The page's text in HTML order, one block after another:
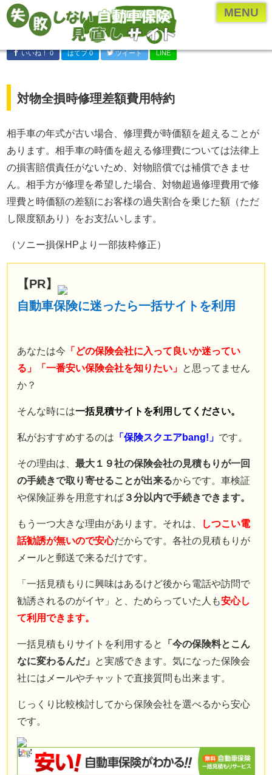
MENU
ページメニュー一覧
乗り換え(切り替え)・見直しについて
保険のプロ直伝、お得な情報やとっておきの情報
各保険会社・保険業界の研究
年齢・車種別の保険内容を検証
自動車保険の付随知識
自動車保険の基礎知識
運営者について
運営者：河原あたる
保険代理店に勤める現役の
代理店に勤める前は
ペーパードライバー。
保険業界に入るまで
自動車保険の知識は全くなかった。
年間３００件以上の
自動車事故の対応を行う。
自動車事故の場合には
契約者と相手との交渉なども行う。
自動車保険の知識ゼロから様々な経験を重ねることで理解した
もっと多くの人に知ってほしいと願い、このサイトを立ち上げ
る。Read More…
プライバシーポリシー（個人情報保護方針）
免責事項
お問い合わせフォーム
サイトマップ
いいね！ 0 はてブ 0 ツイート LINE
対物全損時修理差額費用特約
相手車の年式が古い場合、修理費が時価額を超えることが
あります。相手車の時価を超える修理費については法律上
の損害賠償責任がないため、対物賠償では補償できませ
ん。相手方が修理を希望した場合、対物超過修理費用で修
理費と時価額の差額にお客様の過失割合を乗じた額（ただ
し限度額あり）をお支払いします。
（ソニー損保HPより一部抜粋修正）
【PR】
自動車保険に迷ったら一括サイトを利用
あなたは今 「どの保険会社に入って良いか迷ってい
る」「一番安い保険会社を知りたい」 と思ってません
か？
そんな時には一括見積サイトを利用してください。
私がおすすめするのは 「保険スクエアbang!」 です。
その理由は、最大１９社の保険会社の見積もりが一回
の手続きで取り寄せることが出来るからです。車検証
や保険証券を用意すれば ３分以内で手続きできます。
もう一つ大きな理由があります。それは、
しつこい電
話勧誘が無いので安心だからです。各社の見積もりが
メールと郵送で来るだけです。
「一括見積もりに興味はあるけど後から電話や訪問で
勧誘されるのがイヤ」と、ためらっていた人も安心し
て利用できます。
一括見積もりサイトを利用すると
「今の保険料とこん
なに変わるんだ」
と実感できます。気になった保険会
社にはメールやチャットで直接質問も出来ます。
じっくり比較検討してから保険会社を選べるから安心
です。